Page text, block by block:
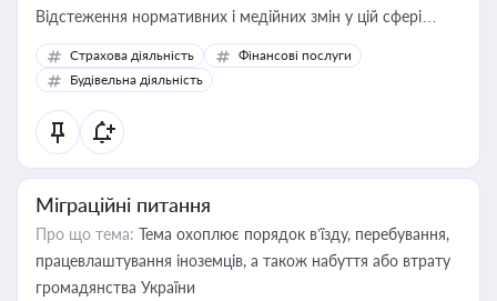
Відстеження нормативних і медійних змін у цій сфері
корисне для власника бізнесу, керівника, юриста або
бухгалтера під час оподаткування, приватизації, оренди
державного майна, корпоративних угод і перевірки
статусу суб'єктів оціночної діяльності
Страхова діяльність
Фінансові послуги
Будівельна діяльність
Міграційні питання
Про що тема: Тема охоплює порядок в’їзду, перебування,
працевлаштування іноземців, а також набуття або втрату
громадянства України